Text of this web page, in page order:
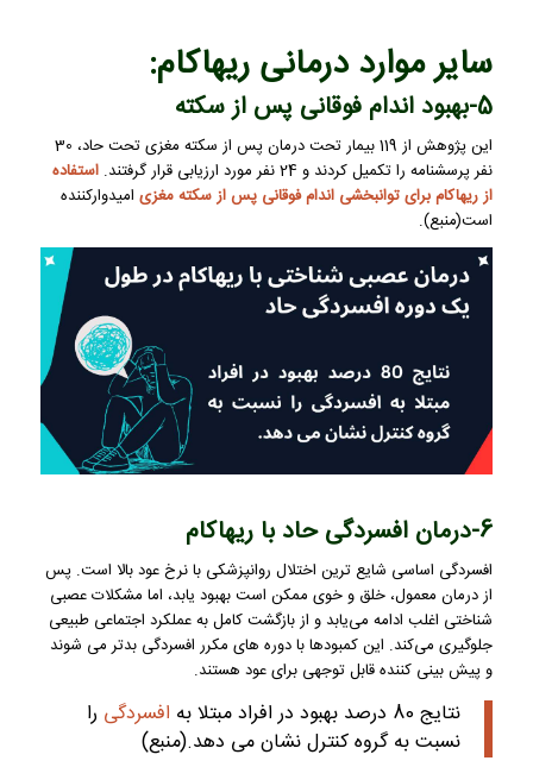
سایر موارد درمانی ریهاکام:
5-بهبود اندام فوقانی پس از سکته
این پژوهش
از 119 بیمار تحت درمان پس از سکته مغزی تحت حاد، 30
نفر پرسشنامه را تکمیل کردند و 24 نفر مورد ارزیابی قرار گرفتند.
استفاده
از ریهاکام برای توانبخشی اندام فوقانی پس از سکته مغزیامیدوارکننده
است(منبع).
6-درمان افسردگی حاد با ریهاکام
افسردگی اساسی شایع ترین اختلال روانپزشکی با نرخ عود بالا است. پس
از درمان معمول، خلق و خوی ممکن است بهبود یابد، اما مشکلات عصبی
شناختی اغلب ادامه می‌یابد و از بازگشت کامل به عملکرد اجتماعی طبیعی
جلوگیری می‌کند. این کمبودها با دوره های مکرر افسردگی بدتر می شوند
و پیش بینی کننده قابل توجهی برای عود هستند.
نتایج 80 درصد بهبود در افراد مبتلا به افسردگی را
نسبت به گروه کنترل نشان می دهد.(منبع)